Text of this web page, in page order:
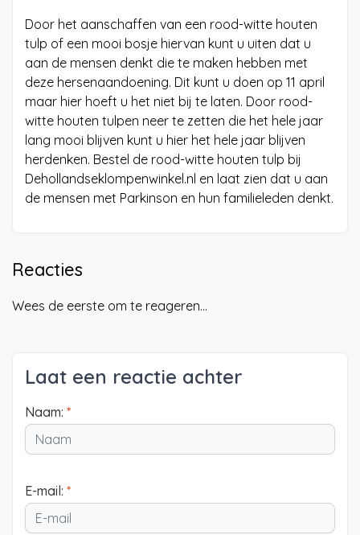
Door het aanschaffen van een rood-witte houten
tulp of een mooi bosje hiervan kunt u uiten dat u
aan de mensen denkt die te maken hebben met
deze hersenaandoening. Dit kunt u doen op 11 april
maar hier hoeft u het niet bij te laten. Door rood-
witte houten tulpen neer te zetten die het hele jaar
lang mooi blijven kunt u hier het hele jaar blijven
herdenken. Bestel de rood-witte houten tulp bij
Dehollandseklompenwinkel.nl en laat zien dat u aan
de mensen met Parkinson en hun familieleden denkt.
Reacties
Wees de eerste om te reageren...
Laat een reactie achter
Naam: *
E-mail: *